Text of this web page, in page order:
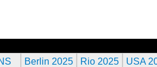
Berlin 2025 Rio 2025 USA